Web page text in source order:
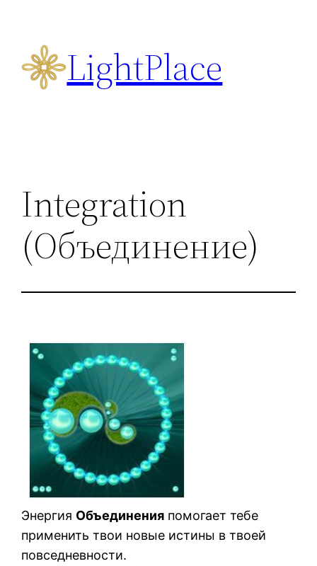
содержимомуLightPlace
Integration
(Объединение)
Энергия Объединения помогает тебе
применить твои новые истины в твоей
повседневности.